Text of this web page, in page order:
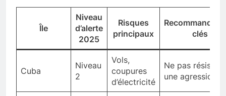
Île
Niveau
d’alerte
2025
Risques
principaux
clés
Cuba
Niveau
2
Vols,
coupures
d’électricité
Ne pas résister
une agression